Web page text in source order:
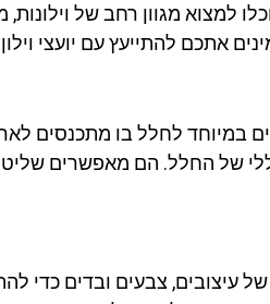
למצוא מגוון רחב של
אתכם להתייעץ עם יועצי
במיוחד לחלל בו מתכנסים
של החלל. הם מאפשרים
של עיצובים, צבעים ובדים כדי